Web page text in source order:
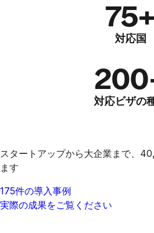
75+
対応国
対応ビザの
スタートアップから大企業まで、
ます
175件の導入事例
実際の成果をご覧ください